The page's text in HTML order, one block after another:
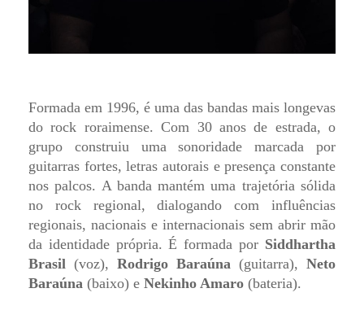
Formada em 1996, é uma das bandas mais longevas
do rock roraimense. Com 30 anos de estrada, o
grupo construiu uma sonoridade marcada por
guitarras fortes, letras autorais e presença constante
nos palcos. A banda mantém uma trajetória sólida
no rock regional, dialogando com influências
regionais, nacionais e internacionais sem abrir mão
da identidade própria. É formada por Siddhartha
Brasil (voz), Rodrigo Baraúna (guitarra), Neto
Baraúna (baixo) e Nekinho Amaro (bateria).